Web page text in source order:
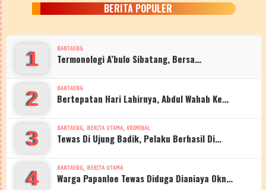
BERITA POPULER
1 BANTAENG
Termonologi A’bulo Sibatang, Bersa…
2 BANTAENG
Bertepatan Hari Lahirnya, Abdul Wahab Ke…
3 BANTAENG BERITA UTAMA KRIMINAL
Tewas Di Ujung Badik, Pelaku Berhasil Di…
4 BANTAENG BERITA UTAMA
Warga Papanloe Tewas Diduga Dianiaya Okn…